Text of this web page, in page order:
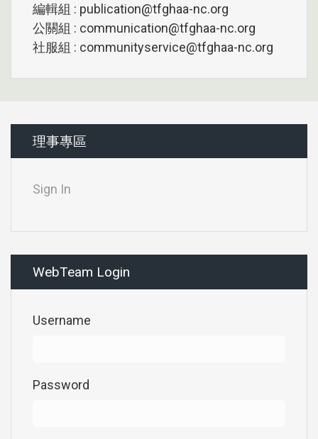
編輯組 : publication@tfghaa-nc.org
公關組 : communication@tfghaa-nc.org
社服組 : communityservice@tfghaa-nc.org
理事專區
Sign In
WebTeam Login
Username
Password